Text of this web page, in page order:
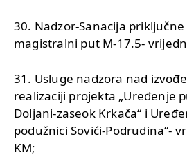
30. Nadzor-Sanacija
magistralni put M-17.5-
31. Usluge nadzora nad
realizaciji projekta „Uređenje
Doljani-zaseok Krkača“ i
podužnici Sovići-Podrudina“-
KM;